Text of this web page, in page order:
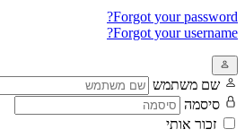
Forgot your password?
Forgot your username?
שם משתמש
סיסמה
זכור אותי